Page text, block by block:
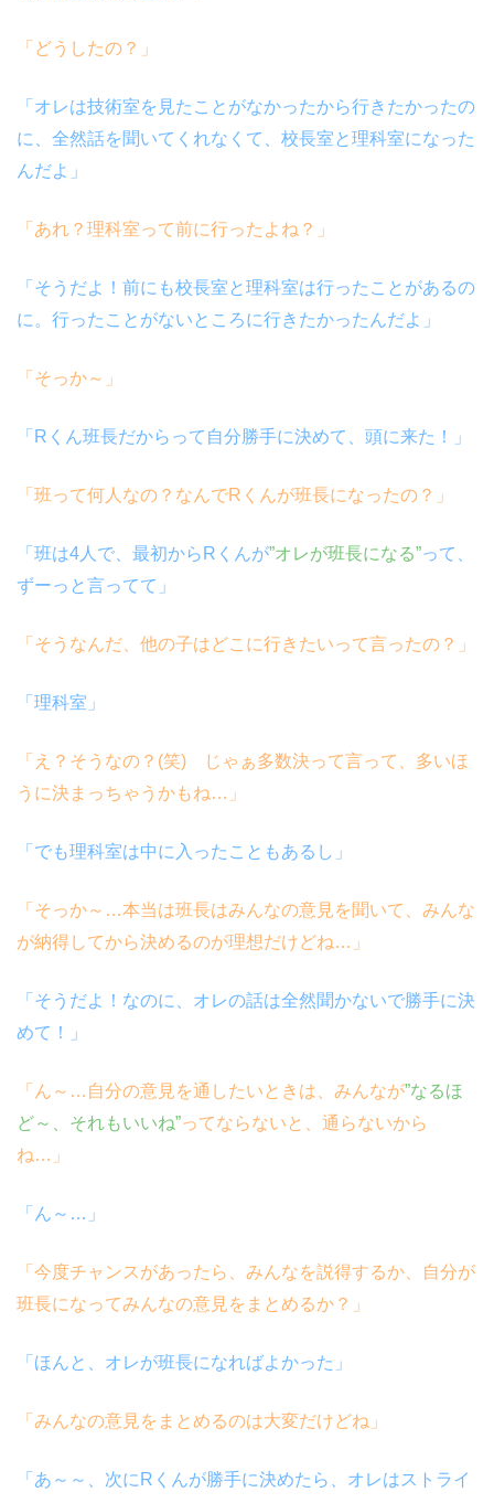
「どうしたの？」
「オレは技術室を見たことがなかったから行きたかったの
に、全然話を聞いてくれなくて、校長室と理科室になった
んだよ」
「あれ？理科室って前に行ったよね？」
「そうだよ！前にも校長室と理科室は行ったことがあるの
に。行ったことがないところに行きたかったんだよ」
「そっか～」
「Rくん班長だからって自分勝手に決めて、頭に来た！」
「班って何人なの？なんでRくんが班長になったの？」
「班は4人で、最初からRくんが”オレが班長になる”って、
ずーっと言ってて」
「そうなんだ、他の子はどこに行きたいって言ったの？」
「理科室」
「え？そうなの？(笑) じゃぁ多数決って言って、多いほ
うに決まっちゃうかもね…」
「でも理科室は中に入ったこともあるし」
「そっか～…本当は班長はみんなの意見を聞いて、みんな
が納得してから決めるのが理想だけどね…」
「そうだよ！なのに、オレの話は全然聞かないで勝手に決
めて！」
「ん～…自分の意見を通したいときは、みんなが”なるほ
ど～、それもいいね”ってならないと、通らないから
ね…」
「ん～…」
「今度チャンスがあったら、みんなを説得するか、自分が
班長になってみんなの意見をまとめるか？」
「ほんと、オレが班長になればよかった」
「みんなの意見をまとめるのは大変だけどね」
「あ～～、次にRくんが勝手に決めたら、オレはストライ